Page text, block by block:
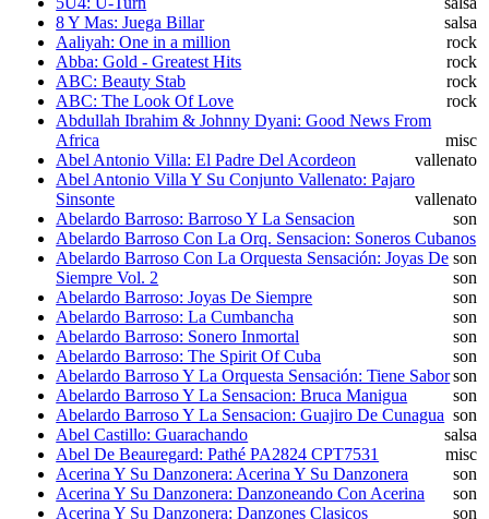
8 Y Mas: Juega Billar
salsa
Aaliyah: One in a million
rock
Abba: Gold - Greatest Hits
rock
ABC: Beauty Stab
rock
ABC: The Look Of Love
rock
Abdullah Ibrahim & Johnny Dyani: Good News From
Africa
misc
Abel Antonio Villa: El Padre Del Acordeon
vallenato
Abel Antonio Villa Y Su Conjunto Vallenato: Pajaro
Sinsonte
vallenato
Abelardo Barroso: Barroso Y La Sensacion
son
Abelardo Barroso Con La Orq. Sensacion: Soneros Cubanos
son
Abelardo Barroso Con La Orquesta Sensación: Joyas De
Siempre Vol. 2
son
Abelardo Barroso: Joyas De Siempre
son
Abelardo Barroso: La Cumbancha
son
Abelardo Barroso: Sonero Inmortal
son
Abelardo Barroso: The Spirit Of Cuba
son
Abelardo Barroso Y La Orquesta Sensación: Tiene Saborson
Abelardo Barroso Y La Sensacion: Bruca Manigua
son
Abelardo Barroso Y La Sensacion: Guajiro De Cunagua son
Abel Castillo: Guarachando
salsa
Abel De Beauregard: Pathé PA2824 CPT7531
misc
Acerina Y Su Danzonera: Acerina Y Su Danzonera
son
Acerina Y Su Danzonera: Danzoneando Con Acerina
son
Acerina Y Su Danzonera: Danzones Clasicos
son